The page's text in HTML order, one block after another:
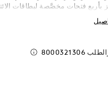
بأربع فتحات مخصَّصة لبطاقات
وجيب إضافي للمتعلقات
8000321306